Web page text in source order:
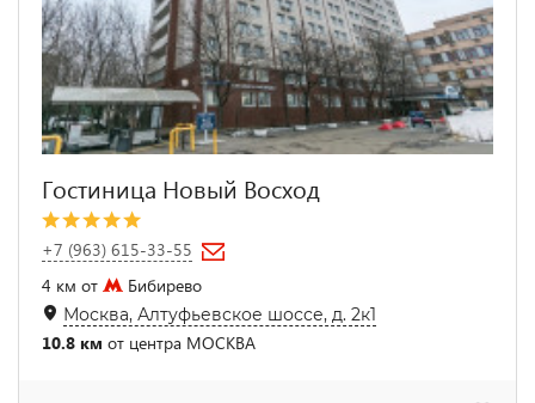
Гостиница Новый Восход
+7 (963) 615-33-55
4 км от
Бибирево
Москва, Алтуфьевское шоссе, д. 2к1
10.8 км от центра МОСКВА